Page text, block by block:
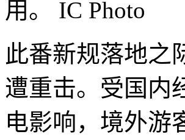
用。 IC Photo
此番新规落地之
遭重击。受国内
电影响，境外游